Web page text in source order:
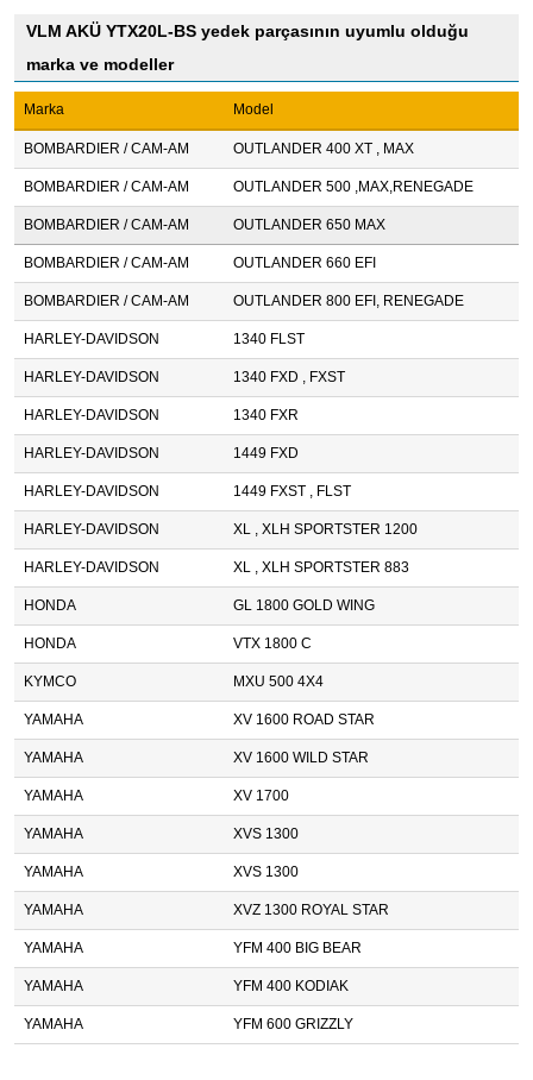
VLM AKÜ YTX20L-BS yedek parçasının uyumlu olduğu
marka ve modeller
Marka Model
BOMBARDIER / CAM-AM OUTLANDER 400 XT , MAX
BOMBARDIER / CAM-AM OUTLANDER 500 ,MAX,RENEGADE
BOMBARDIER / CAM-AM OUTLANDER 650 MAX
BOMBARDIER / CAM-AM OUTLANDER 660 EFI
BOMBARDIER / CAM-AM OUTLANDER 800 EFI, RENEGADE
HARLEY-DAVIDSON 1340 FLST
HARLEY-DAVIDSON 1340 FXD , FXST
HARLEY-DAVIDSON 1340 FXR
HARLEY-DAVIDSON 1449 FXD
HARLEY-DAVIDSON 1449 FXST , FLST
HARLEY-DAVIDSON XL , XLH SPORTSTER 1200
HARLEY-DAVIDSON XL , XLH SPORTSTER 883
HONDA GL 1800 GOLD WING
HONDA VTX 1800 C
KYMCO MXU 500 4X4
YAMAHA XV 1600 ROAD STAR
YAMAHA XV 1600 WILD STAR
YAMAHA XV 1700
YAMAHA XVS 1300
YAMAHA XVS 1300
YAMAHA XVZ 1300 ROYAL STAR
YAMAHA YFM 400 BIG BEAR
YAMAHA YFM 400 KODIAK
YAMAHA YFM 600 GRIZZLY